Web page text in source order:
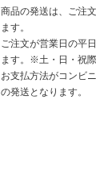
商品の発送は、ご注
ます。
ご注文が営業日の平
ます。※土・日・祝際
お支払方法がコンビ
の発送となります。